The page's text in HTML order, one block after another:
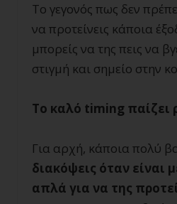
Το γεγονός πως δεν
να προτείνεις κάποια
μπορείς να της πεις να
στιγμή και σημείο στην
Το καλό timing παίζει
Για αρχή, κάποια πολύ
διακόψεις όταν είναι
απλά για να της